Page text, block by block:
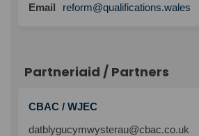
Email
reform@qualifications.wales
Partneriaid / Partners
CBAC / WJEC
datblygucymwysterau@cbac.co.uk